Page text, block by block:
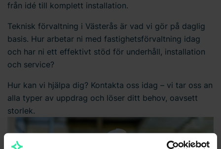
från idé till komplett installation.
Teknisk förvaltning i Västerås är vad vi gör på daglig
basis. Hur arbetar ni med fastighetsförvaltning idag
och har ni ett effektivt stöd för underhåll, installation
och service?
Hur kan vi hjälpa dig? Kontakta oss idag – vi tar oss an
alla typer av uppdrag och löser ditt behov, oavsett
storlek.